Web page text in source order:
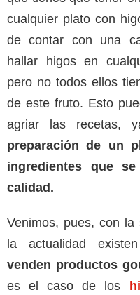
cualquier plato con
de contar con una
hallar higos en
pero no todos ellos
de este fruto. Esto
agriar las recetas,
preparación de un
ingredientes que
calidad.
Venimos, pues, con
la actualidad
venden productos
es el caso de los